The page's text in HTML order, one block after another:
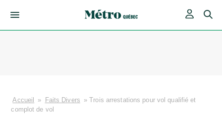
Accueil » Faits Divers »Trois arrestations pour vol qualifié et
complot de vol